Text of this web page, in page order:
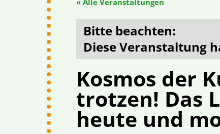
« Alle Veranstaltungen
Diese Veranstaltung
Kosmos der
trotzen! Das
heute und